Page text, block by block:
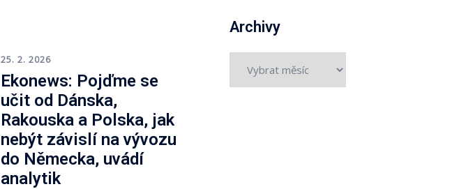
25. 2. 2026
Ekonews: Pojďme se
učit od Dánska,
Rakouska a Polska, jak
nebýt závislí na vývozu
do Německa, uvádí
analytik
Archivy